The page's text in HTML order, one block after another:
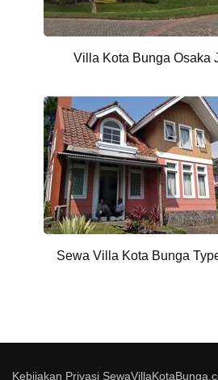
Villa Kota Bunga Osaka
Sewa Villa Kota Bunga
Kebijakan Privasi